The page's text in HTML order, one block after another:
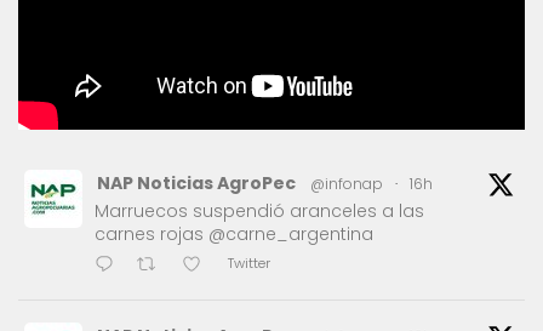
NAP Noticias AgroPec @infonap · 16h
Marruecos suspendió aranceles a las
carnes rojas @carne_argentina
Twitter